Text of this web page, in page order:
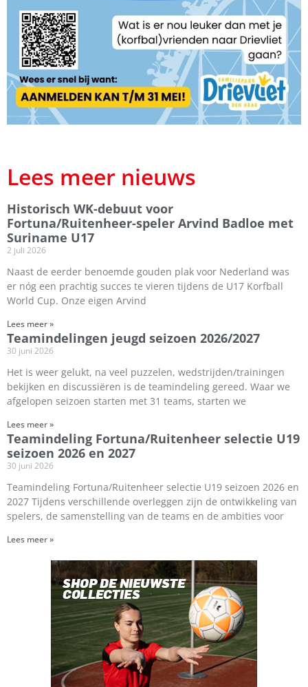
Lees meer nieuws
Historisch WK-debuut voor
Fortuna/Ruitenheer-speler Arvind Badloe met
Suriname U17
2 juli 2026
Naast de eerder benoemde gouden plak voor Nederland was
er nóg een prachtig succes te vieren tijdens de U17 Korfball
World Cup. Onze eigen Arvind
Lees meer »
Teamindelingen jeugd seizoen 2026/2027
30 juni 2026
Het is weer gelukt, na veel puzzelen, wedstrijden/trainingen
bekijken en discussiëren is de teamindeling gereed. Waar we
afgelopen seizoen starten met 31 teams, starten we
Lees meer »
Teamindeling Fortuna/Ruitenheer selectie U19
seizoen 2026 en 2027
30 juni 2026
Teamindeling Fortuna/Ruitenheer selectie U19 seizoen 2026 en
2027 Tijdens verschillende overleggen zijn de ontwikkeling van
spelers, de samenstelling van de teams en de ambities voor
Lees meer »